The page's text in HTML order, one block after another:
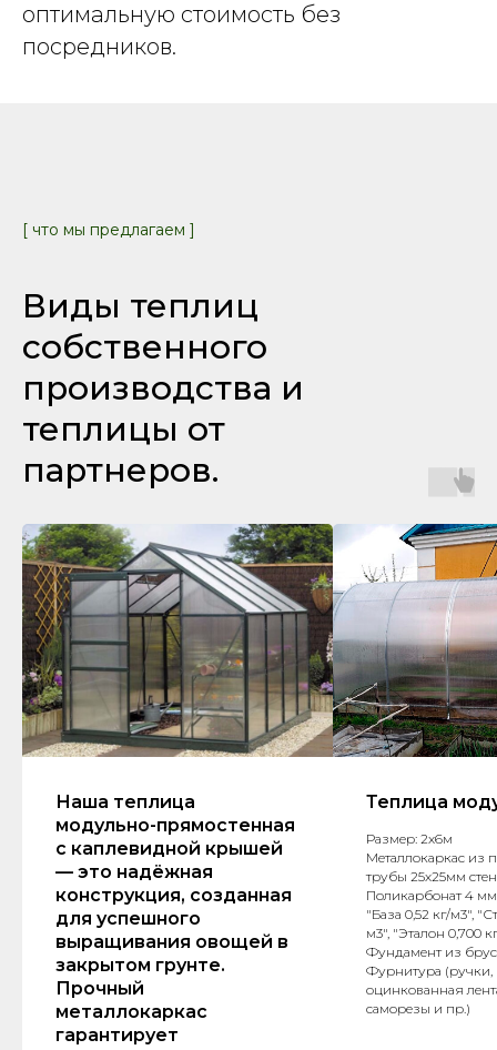
оптимальную стоимость без
посредников.
[ что мы предлагаем ]
Виды теплиц
собственного
производства и
теплицы от
партнеров.
Наша теплица
модульно-прямостенная
с каплевидной крышей
— это надёжная
конструкция, созданная
для успешного
выращивания овощей в
закрытом грунте.
Прочный
металлокаркас
гарантирует
Теплица
Размер: 2х6м
Металлокаркас из
трубы 25х25мм
Поликарбонат 4
"База 0,52 кг/м3",
м3", "Эталон 0,700
Фундамент из
Фурнитура (ручки,
оцинкованная
саморезы и пр.)